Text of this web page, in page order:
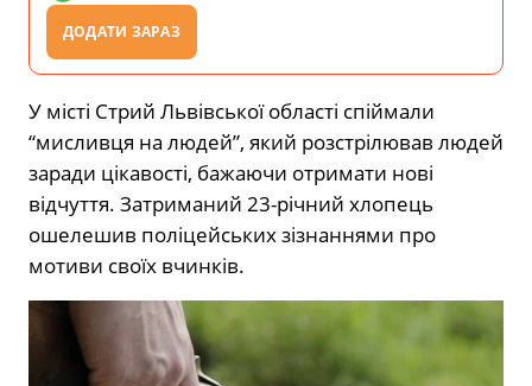
ДОДАТИ ЗАРАЗ
У місті Стрий Львівської області спіймали
“мисливця на людей”, який розстрілював людей
заради цікавості, бажаючи отримати нові
відчуття. Затриманий 23-річний хлопець
ошелешив поліцейських зізнаннями про
мотиви своїх вчинків.